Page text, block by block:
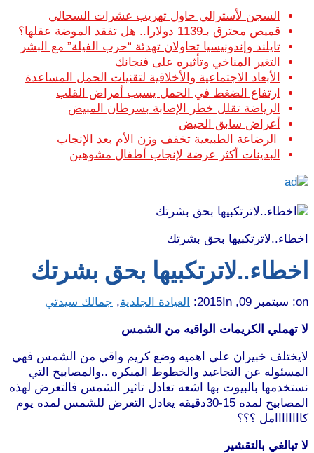
السجن لأسترالي حاول تهريب عشرات السحالي
قميص محترق بـ1139 دولارا.. هل تفقد الموضة عقلها؟
تايلند وإندونيسيا تحاولان تهدئة “حرب الفيلة” مع البشر
التغير المناخي وتأثيره على فنجانك
الأبعاد الاجتماعية والأخلاقية لتقنيات الحمل المساعدة
ارتفاع الضغط في الحمل يسبب أمراض القلب
الرياضة تقلل خطر الإصابة بسرطان المبيض
أعراض سابق الحيض
الرضاعة الطبيعية تخفف وزن الأم بعد الإنجاب
البدينات أكثر عرضة لإنجاب أطفال مشوهين
اخطاء..لاترتكبيها بحق بشرتك
اخطاء..لاترتكبيها بحق بشرتك
on: سبتمبر 09, 2015 In: العيادة الجلدية, جمالك سيدتي
لا تهملي الكريمات الواقيه من الشمس
لايختلف خبيران على اهميه وضع كريم واقي من الشمس فهي
المسئوله عن التجاعيد والخطوط المبكره ..والمصابيح التي
نستخدمها بالبيوت بها اشعه تعادل تاثير الشمس فالتعرض لهذه
المصابيح لمده 15-30دقيقه يعادل التعرض للشمس لمده يوم
كاااااااامل ؟؟؟
لا تبالغي بالتقشير